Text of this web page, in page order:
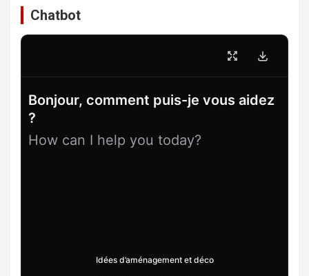
Chatbot
Bonjour, comment puis-je vous aidez
?
How can I help you today?
Idées d’aménagement et déco